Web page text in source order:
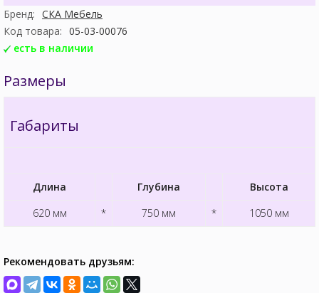
Бренд: СКА Мебель
Код товара: 05-03-00076
есть в наличии
Размеры
Габариты
Длина Глубина
Высота
620 мм
* 750 мм * 1050 мм
Рекомендовать друзьям: